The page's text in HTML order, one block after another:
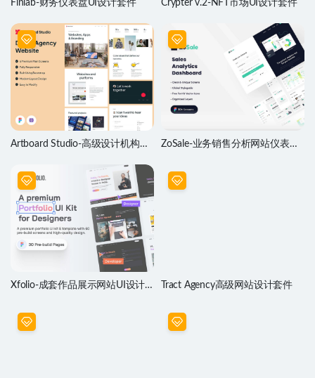
Finlab-财务仪表盘UI设计套件 Crypter v.2-NFT市场UI设计套件
Artboard Studio-高级设计机构网
ZoSale-业务销售分析网站仪表盘
Xfolio-成套作品展示网站UI设计
Tract Agency高级网站设计套件